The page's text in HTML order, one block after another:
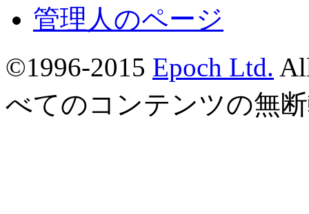
管理人のページ
©1996-2015 Epoch Ltd.
べてのコンテンツの無